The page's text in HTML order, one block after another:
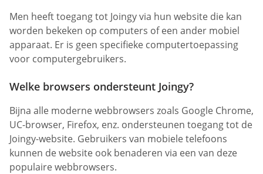
Men heeft toegang tot Joingy via hun website die kan
worden bekeken op computers of een ander mobiel
apparaat. Er is geen specifieke computertoepassing
voor computergebruikers.
Welke browsers ondersteunt Joingy?
Bijna alle moderne webbrowsers zoals Google Chrome,
UC-browser, Firefox, enz. ondersteunen toegang tot de
Joingy-website. Gebruikers van mobiele telefoons
kunnen de website ook benaderen via een van deze
populaire webbrowsers.